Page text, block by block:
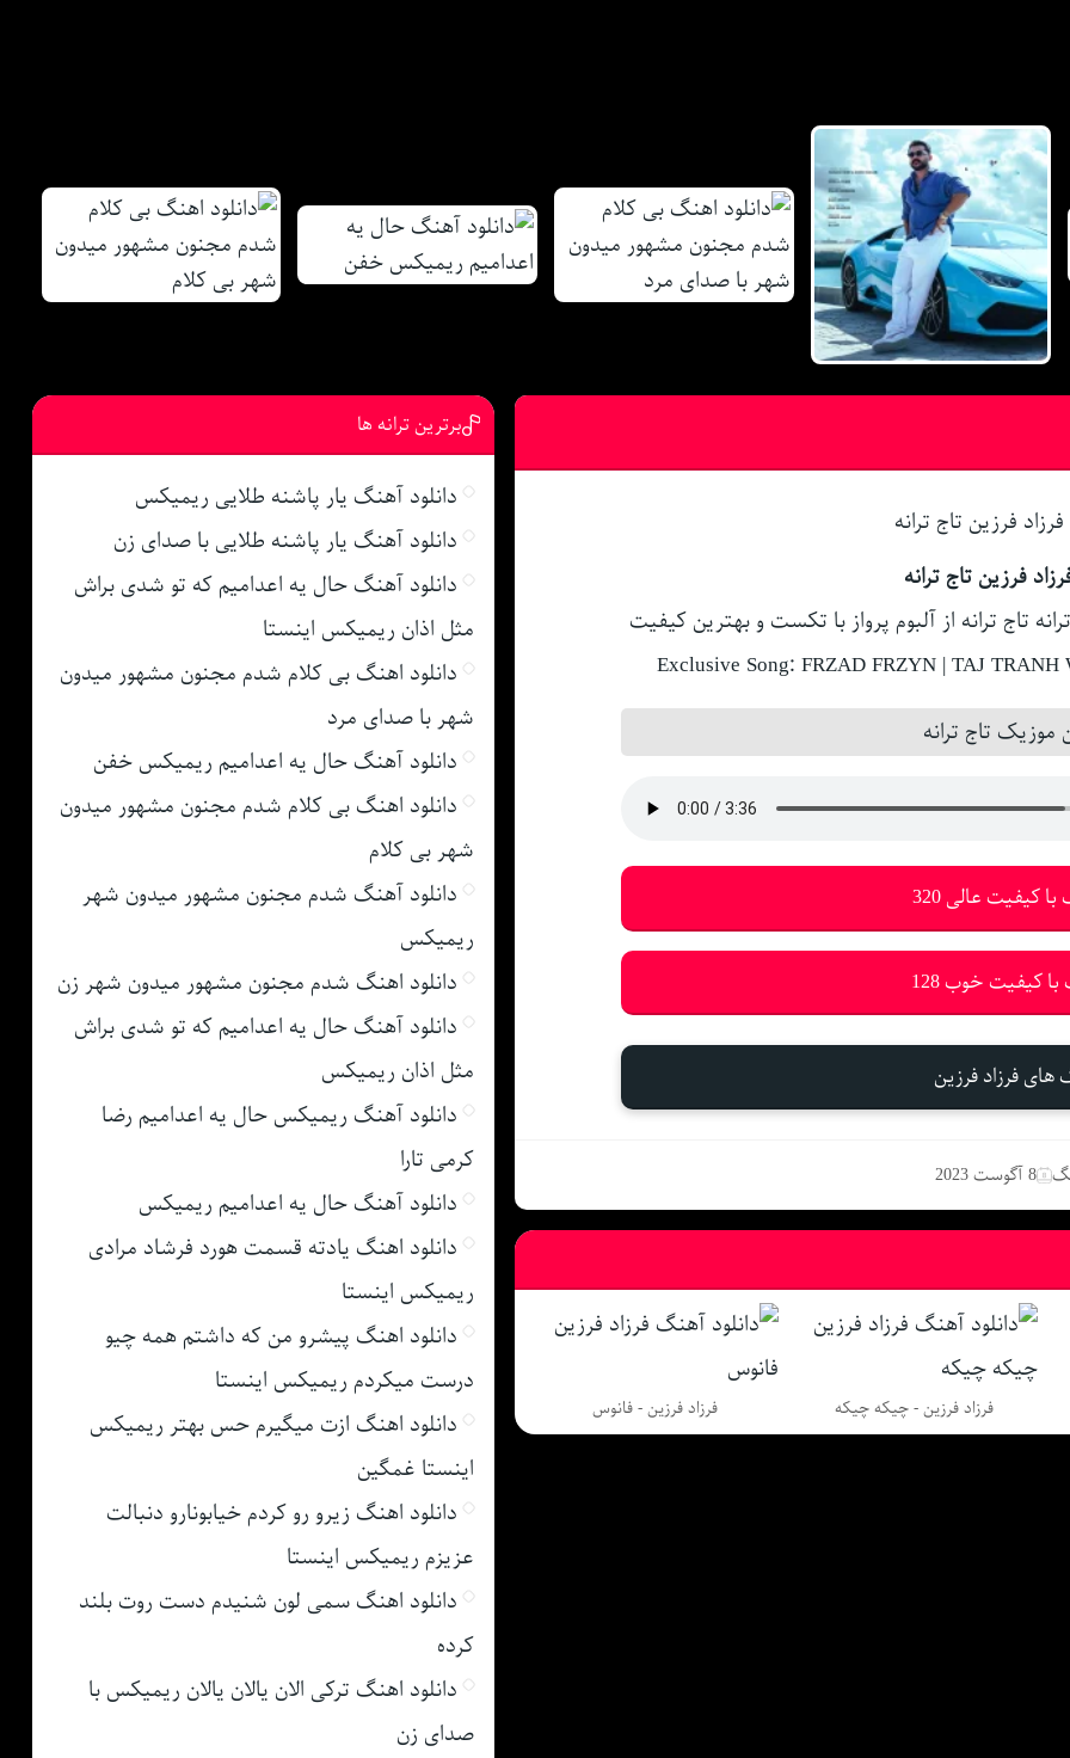
فرزین تاج ترانه
تاج ترانه از آلبوم پرواز با تکست و بهترین کیفیت
Exclusive Song: FRZAD FRZYN | TAJ
تاج ترانه
کیفیت عالی 320
کیفیت خوب 128
های فرزاد فرزین
8 آگوست 2023
فرزاد فرزین - چیکه چیکه فرزاد فرزین - فانوس
برترین ترانه ها
دانلود آهنگ یار پاشنه طلایی ریمیکس
دانلود آهنگ یار پاشنه طلایی با صدای زن
دانلود آهنگ حال یه اعدامیم که تو شدی براش
مثل اذان ریمیکس اینستا
دانلود اهنگ بی کلام شدم مجنون مشهور میدون
شهر با صدای مرد
دانلود آهنگ حال یه اعدامیم ریمیکس خفن
دانلود اهنگ بی کلام شدم مجنون مشهور میدون
شهر بی کلام
دانلود آهنگ شدم مجنون مشهور میدون شهر
ریمیکس
دانلود اهنگ شدم مجنون مشهور میدون شهر زن
دانلود آهنگ حال یه اعدامیم که تو شدی براش
مثل اذان ریمیکس
دانلود آهنگ ریمیکس حال یه اعدامیم رضا
کرمی تارا
دانلود آهنگ حال یه اعدامیم ریمیکس
دانلود اهنگ یادته قسمت هورد فرشاد مرادی
ریمیکس اینستا
دانلود اهنگ پیشرو من که داشتم همه چیو
درست میکردم ریمیکس اینستا
دانلود اهنگ ازت میگیرم حس بهتر ریمیکس
اینستا غمگین
دانلود اهنگ زیرو رو کردم خیابونارو دنبالت
عزیزم ریمیکس اینستا
دانلود اهنگ سمی لون شنیدم دست روت بلند
کرده
دانلود اهنگ ترکی الان یالان یالان ریمیکس با
صدای زن